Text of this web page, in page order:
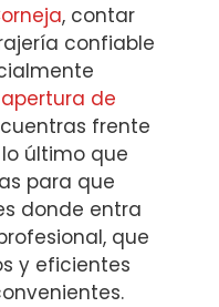
, contar
confiable
apertura de
frente
último que
para que
donde entra
que
y eficientes